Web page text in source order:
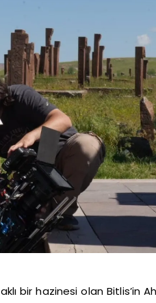
bir hazinesi olan Bitlis’in